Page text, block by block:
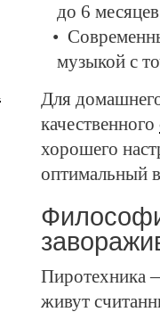
до 6
музыкой с
Для
качественного
хорошего
оптимальный
Пиротехника
живут